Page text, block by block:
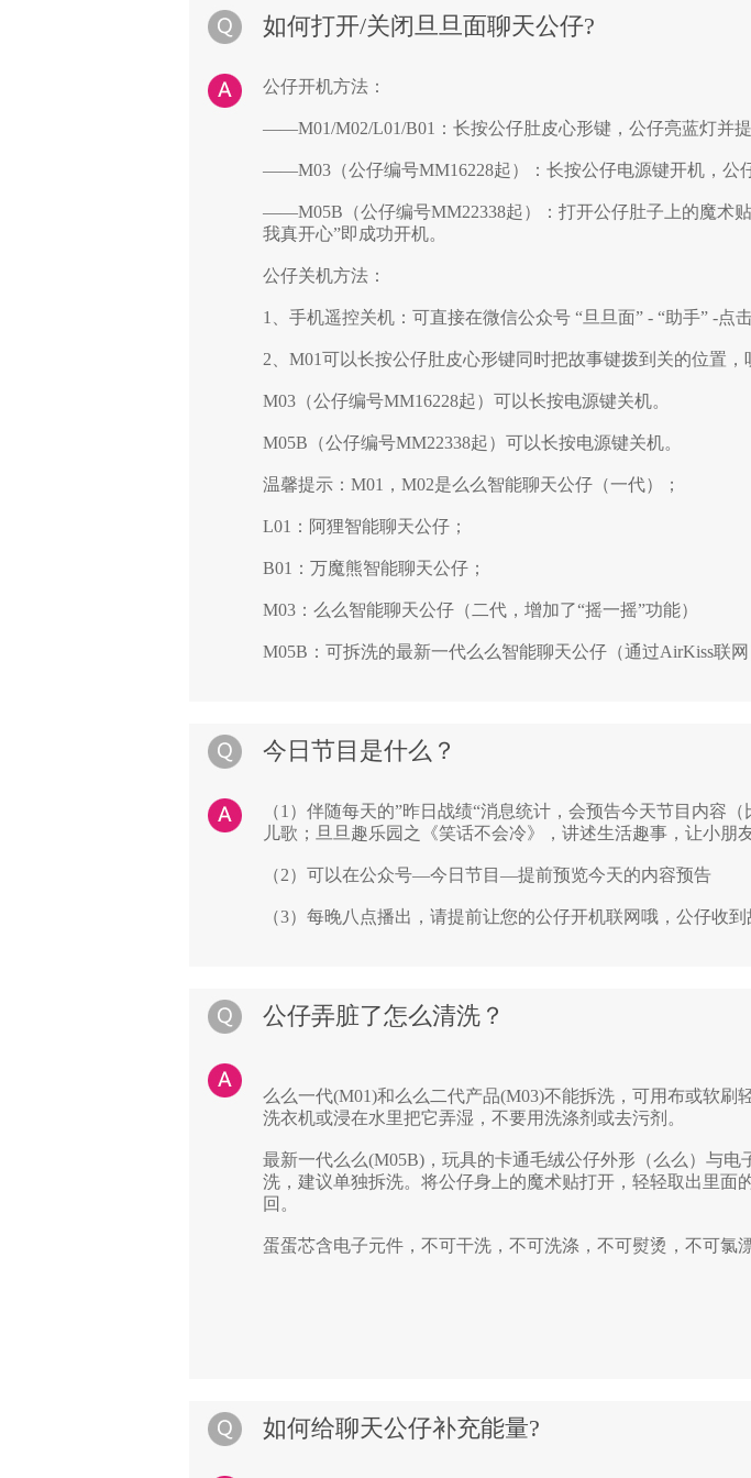
如何打开/关闭旦旦面聊天公仔?
公仔开机方法：
——M01/M02/L01/B01：长按公仔肚皮心形键，公仔亮蓝灯并提
——M03（公仔编号MM16228起）：长按公仔电源键开机，公
——M05B（公仔编号MM22338起）：打开公仔肚子上的魔术
我真开心”即成功开机。
公仔关机方法：
1、 手机遥控关机：可直接在微信公众号 “旦旦面” - “助手” -点
2、M01可以长按公仔肚皮心形键同时把故事键拨到关的位置，
M03（公仔编号MM16228起）可以长按电源键关机。
M05B （公仔编号MM22338起）可以长按电源键关机。
温馨提示：M01，M02是么么智能聊天公仔 （一代）；
L01：阿狸智能聊天公仔；
B01：万魔熊智能聊天公仔；
M03 ： 么么智能聊天公仔 （二代，增加了“摇一摇”功能）
M05B：可拆洗的最新一代么么智能聊天公仔（通过AirKiss联网
今日节目是什么？
（1）伴随每天的”昨日战绩“消息统计，会预告今天节目内容
儿歌 ；旦旦趣乐园之《笑话不会冷》，讲述生活趣事，让小朋
（2）可以在公众号—今日节目—提前预览今天的内容预告
（3）每晚八点播出，请提前让您的公仔开机联网哦，公仔收
公仔弄脏了怎么清洗？
么么一代(M01)和么么 二代产品(M03)不能拆洗，可用布或软刷
洗衣机或浸在水里把它弄湿，不要用洗涤剂或去污剂。
最新一代么么(M05B)， 玩具的卡通毛绒公仔外形（么么）与
洗，建议单独拆洗。 将公仔身上的魔术贴打开，轻轻取出里面
回。
蛋蛋芯含电子元件，不可干洗，不可洗涤，不可熨烫，不可氯漂
如何给聊天公仔补充能量?